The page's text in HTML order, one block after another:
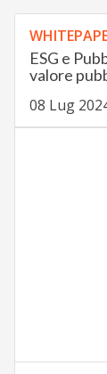
ESG e
valore
08 Lug